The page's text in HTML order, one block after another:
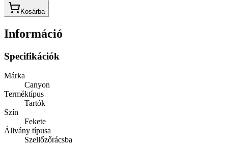
Kosárba
Információ
Specifikációk
Márka
Canyon
Terméktípus
Tartók
Szín
Fekete
Állvány típusa
Szellőzőrácsba